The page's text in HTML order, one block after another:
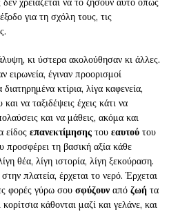
για τη σχόλη τους, τις
κι ύστερα ακολούθησαν κι άλλες.
έγιναν προορισμοί
κτίρια, λίγα καφενεία,
να ταξιδέψεις έχεις κάτι να
και να μάθεις, ακόμα και
είδος επανεκτίμησης του εαυτού του
προσφέρει τη βασική αξία κάθε
θέα, λίγη ιστορία, λίγη ξεκούραση.
πλατεία, έρχεται το νερό. Έρχεται
φορές γύρω σου σφύζουν από ζωή τα
κάθονται μαζί και γελάνε, και